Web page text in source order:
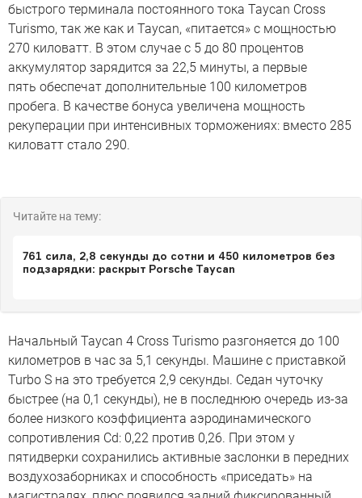
быстрого терминала постоянного тока Taycan Cross
Turismo, так же как и Taycan, «питается» с мощностью
270 киловатт. В этом случае с 5 до 80 процентов
аккумулятор зарядится за 22,5 минуты, а первые
пять обеспечат дополнительные 100 километров
пробега. В качестве бонуса увеличена мощность
рекуперации при интенсивных торможениях: вместо 285
киловатт стало 290.
Читайте на тему:
761 сила, 2,8 секунды до сотни и 450 километров без
подзарядки: раскрыт Porsche Taycan
Начальный Taycan 4 Cross Turismo разгоняется до 100
километров в час за 5,1 секунды. Машине с приставкой
Turbo S на это требуется 2,9 секунды. Седан чуточку
быстрее (на 0,1 секунды), не в последнюю очередь из-за
более низкого коэффициента аэродинамического
сопротивления Cd: 0,22 против 0,26. При этом у
пятидверки сохранились активные заслонки в передних
воздухозаборниках и способность «приседать» на